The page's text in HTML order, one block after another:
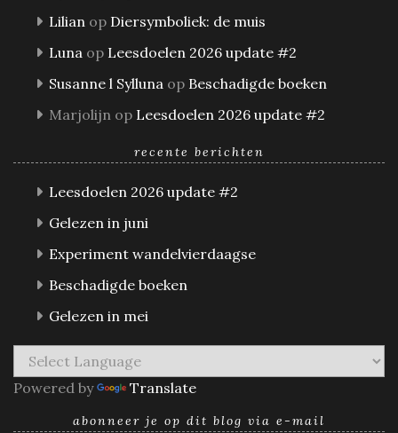
Lilian op Diersymboliek: de muis
Luna op Leesdoelen 2026 update #2
Susanne l Sylluna op Beschadigde boeken
Marjolijn op Leesdoelen 2026 update #2
recente berichten
Leesdoelen 2026 update #2
Gelezen in juni
Experiment wandelvierdaagse
Beschadigde boeken
Gelezen in mei
Powered by Translate
abonneer je op dit blog via e-mail